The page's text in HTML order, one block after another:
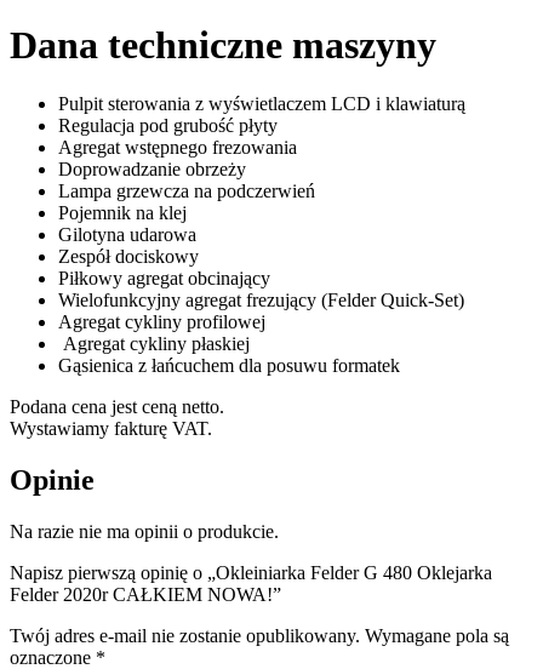
Dana techniczne maszyny
Pulpit sterowania z wyświetlaczem LCD i klawiaturą
Regulacja pod grubość płyty
Agregat wstępnego frezowania
Doprowadzanie obrzeży
Lampa grzewcza na podczerwień
Pojemnik na klej
Gilotyna udarowa
Zespół dociskowy
Piłkowy agregat obcinający
Wielofunkcyjny agregat frezujący (Felder Quick-Set)
Agregat cykliny profilowej
Agregat cykliny płaskiej
Gąsienica z łańcuchem dla posuwu formatek
Podana cena jest ceną netto.
Wystawiamy fakturę VAT.
Opinie
Na razie nie ma opinii o produkcie.
Napisz pierwszą opinię o „Okleiniarka Felder G 480 Oklejarka
Felder 2020r CAŁKIEM NOWA!”
Twój adres e-mail nie zostanie opublikowany. Wymagane pola są
oznaczone *